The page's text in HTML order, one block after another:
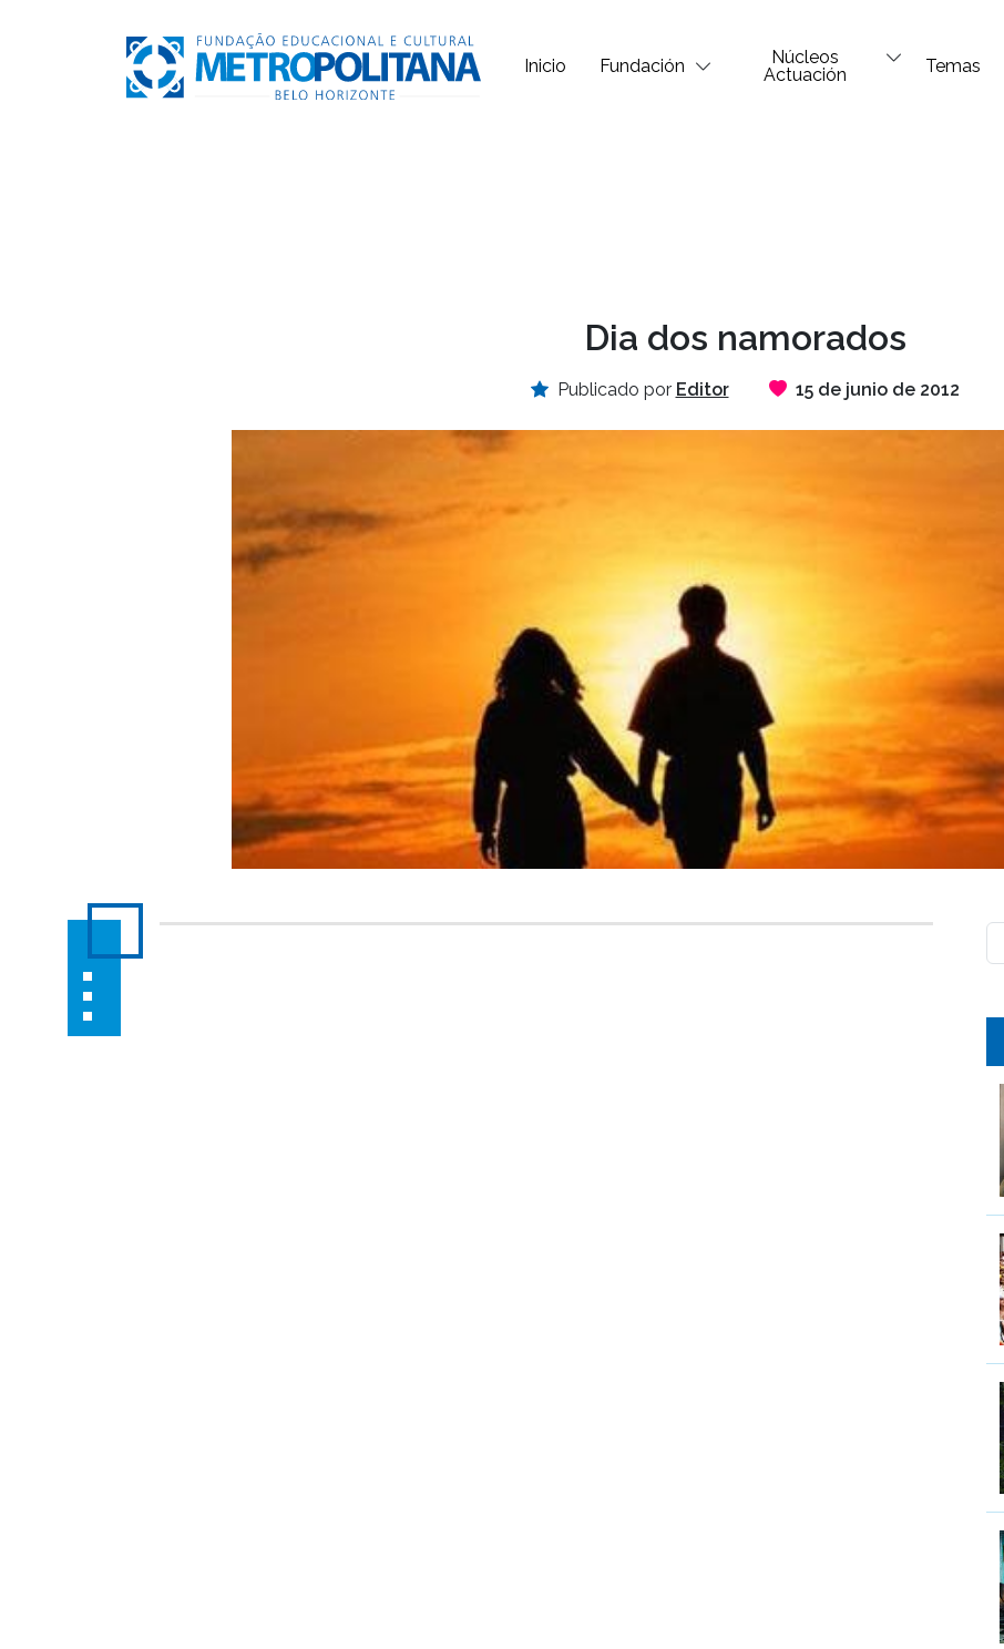
Inicio Fundación
Núcleos
Actuación
Temas
Dia dos namorados
Publicado por Editor 15 de junio de 2012